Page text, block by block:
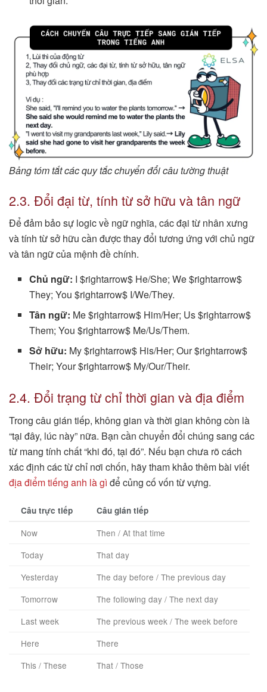
Bảng tóm tắt các quy tắc chuyển đổi câu tường thuật
2.3. Đổi đại từ, tính từ sở hữu và tân ngữ
Để đảm bảo sự logic về ngữ nghĩa, các đại từ nhân xưng
và tính từ sở hữu cần được thay đổi tương ứng với chủ ngữ
và tân ngữ của mệnh đề chính.
Chủ ngữ: I $rightarrow$ He/She; We $rightarrow$
They; You $rightarrow$ I/We/They.
Tân ngữ: Me $rightarrow$ Him/Her; Us $rightarrow$
Them; You $rightarrow$ Me/Us/Them.
Sở hữu: My $rightarrow$ His/Her; Our $rightarrow$
Their; Your $rightarrow$ My/Our/Their.
2.4. Đổi trạng từ chỉ thời gian và địa điểm
Trong câu gián tiếp, không gian và thời gian không còn là
“tại đây, lúc này” nữa. Bạn cần chuyển đổi chúng sang các
từ mang tính chất “khi đó, tại đó”. Nếu bạn chưa rõ cách
xác định các từ chỉ nơi chốn, hãy tham khảo thêm bài viết
địa điểm tiếng anh là gì để củng cố vốn từ vựng.
Câu trực tiếp Câu gián tiếp
Now
Then / At that time
Today
That day
Yesterday
The day before / The previous day
Tomorrow
The following day / The next day
Last week
The previous week / The week before
Here
There
This / These
That / Those